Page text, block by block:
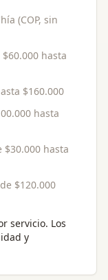
(COP, sin
$60.000 hasta
$160.000
hasta
$30.000 hasta
$120.000
servicio. Los
y